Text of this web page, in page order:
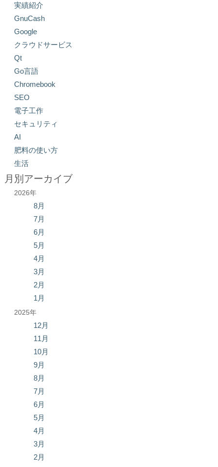
実績紹介
GnuCash
Google
クラウドサービス
Qt
Go言語
Chromebook
SEO
電子工作
セキュリティ
AI
肥料の使い方
生活
月別アーカイブ
2026年
8月
7月
6月
5月
4月
3月
2月
1月
2025年
12月
11月
10月
9月
8月
7月
6月
5月
4月
3月
2月